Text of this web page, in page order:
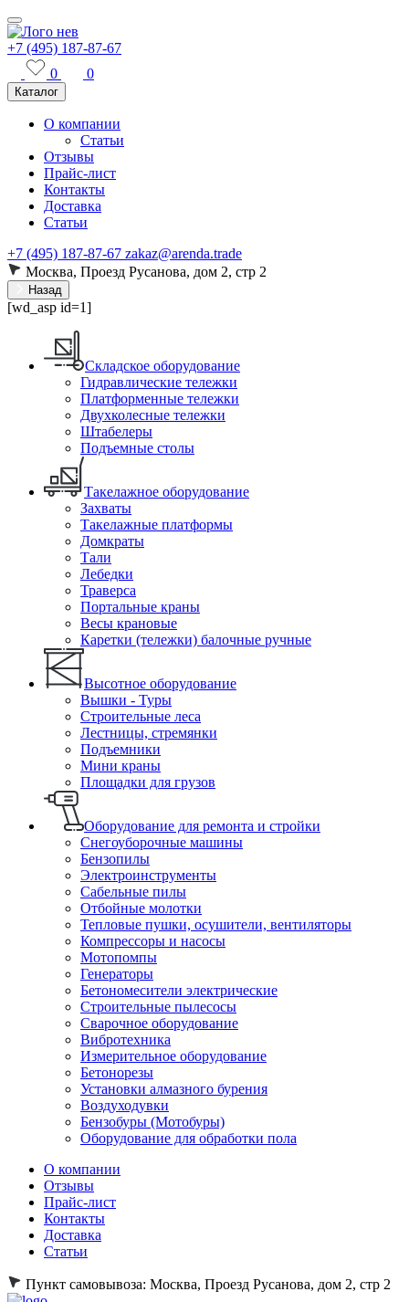
+7 (495) 187-87-67
0
0
Каталог
О компании
Статьи
Отзывы
Прайс-лист
Контакты
Доставка
Статьи
+7 (495) 187-87-67 zakaz@arenda.trade
Москва, Проезд Русанова, дом 2, стр 2
Назад
[wd_asp id=1]
Складское оборудование
Гидравлические тележки
Платформенные тележки
Двухколесные тележки
Штабелеры
Подъемные столы
Такелажное оборудование
Захваты
Такелажные платформы
Домкраты
Тали
Лебедки
Траверса
Портальные краны
Весы крановые
Каретки (тележки) балочные ручные
Высотное оборудование
Вышки - Туры
Строительные леса
Лестницы, стремянки
Подъемники
Мини краны
Площадки для грузов
Оборудование для ремонта и стройки
Снегоуборочные машины
Бензопилы
Электроинструменты
Сабельные пилы
Отбойные молотки
Тепловые пушки, осушители, вентиляторы
Компрессоры и насосы
Мотопомпы
Генераторы
Бетономесители электрические
Строительные пылесосы
Сварочное оборудование
Вибротехника
Измерительное оборудование
Бетонорезы
Установки алмазного бурения
Воздуходувки
Бензобуры (Мотобуры)
Оборудование для обработки пола
О компании
Отзывы
Прайс-лист
Контакты
Доставка
Статьи
Пункт самовывоза: Москва, Проезд Русанова, дом 2, стр 2